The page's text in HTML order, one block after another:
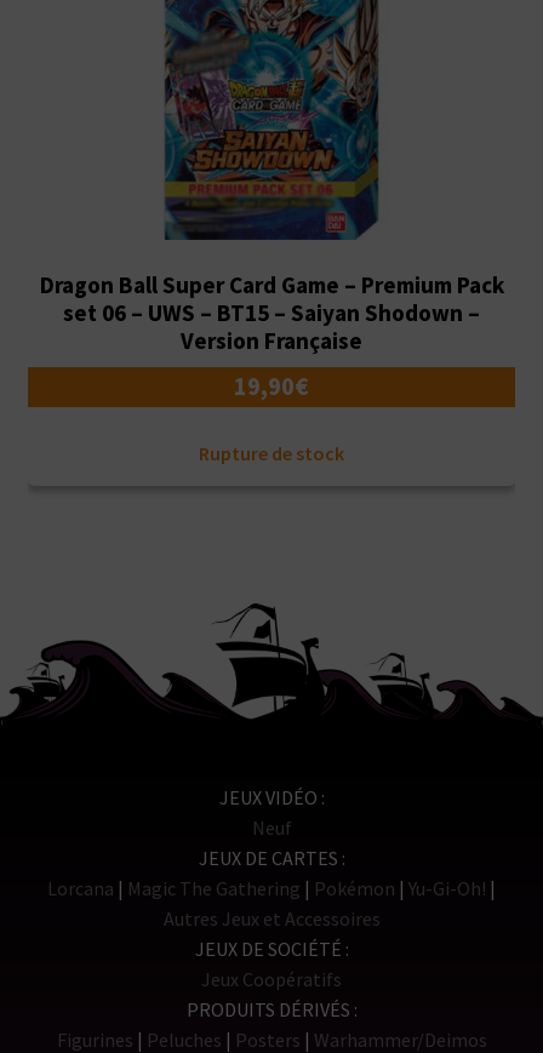
Dragon Ball Super Card Game – Premium Pack
set 06 – UWS – BT15 – Saiyan Shodown –
Version Française
19,90€
Rupture de stock
JEUX VIDÉO
Neuf
JEUX DE CARTES
Lorcana
Magic The Gathering Pokémon Yu-Gi-Oh!
Autres Jeux et Accessoires
JEUX DE SOCIÉTÉ
Jeux Coopératifs
PRODUITS DÉRIVÉS
Figurines
Peluches Posters Warhammer/Deimos